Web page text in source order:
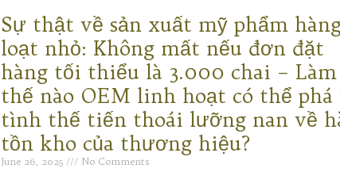
Sự thật về sản xuất mỹ phẩm
loạt nhỏ: Không mất nếu đơn đặt
hàng tối thiểu là 3.000 chai – Làm
thế nào OEM linh hoạt có thể phá
tình thế tiến thoái lưỡng nan về
tồn kho của thương hiệu?
June 26, 2025 No Comments